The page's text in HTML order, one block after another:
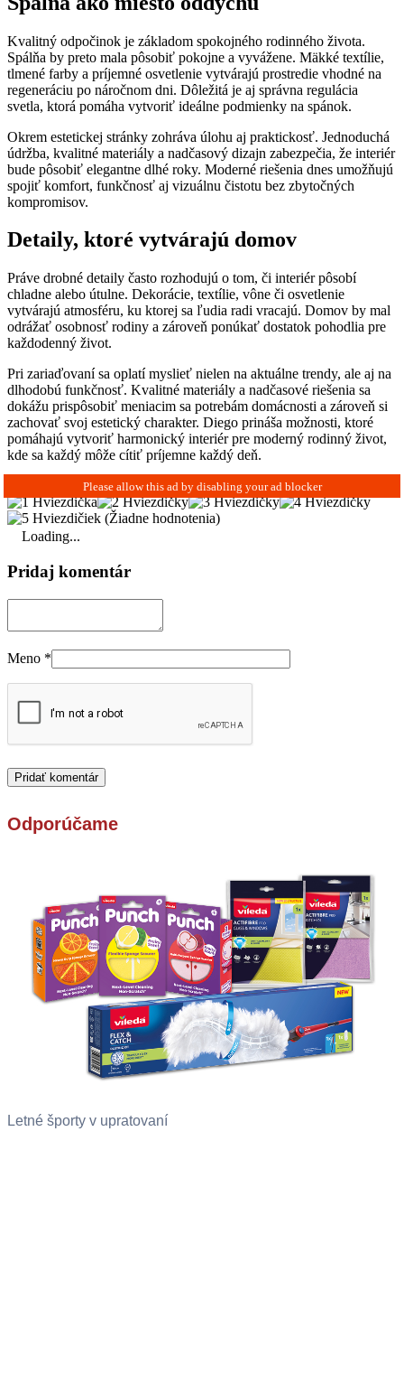
Kvalitný odpočinok je základom spokojného rodinného života.
Spálňa by preto mala pôsobiť pokojne a vyvážene. Mäkké textílie,
tlmené farby a príjemné osvetlenie vytvárajú prostredie vhodné na
regeneráciu po náročnom dni. Dôležitá je aj správna regulácia
svetla, ktorá pomáha vytvoriť ideálne podmienky na spánok.
Okrem estetickej stránky zohráva úlohu aj praktickosť. Jednoduchá
údržba, kvalitné materiály a nadčasový dizajn zabezpečia, že interiér
bude pôsobiť elegantne dlhé roky. Moderné riešenia dnes umožňujú
spojiť komfort, funkčnosť aj vizuálnu čistotu bez zbytočných
kompromisov.
Detaily, ktoré vytvárajú domov
Práve drobné detaily často rozhodujú o tom, či interiér pôsobí
chladne alebo útulne. Dekorácie, textílie, vône či osvetlenie
vytvárajú atmosféru, ku ktorej sa ľudia radi vracajú. Domov by mal
odrážať osobnosť rodiny a zároveň ponúkať dostatok pohodlia pre
každodenný život.
Pri zariaďovaní sa oplatí myslieť nielen na aktuálne trendy, ale aj na
dlhodobú funkčnosť. Kvalitné materiály a nadčasové riešenia sa
dokážu prispôsobiť meniacim sa potrebám domácnosti a zároveň si
zachovať svoj estetický charakter. Diego prináša možnosti, ktoré
pomáhajú vytvoriť harmonický interiér pre moderný rodinný život,
kde sa každý môže cítiť príjemne každý deň.
(Žiadne hodnotenia)
Loading...
Pridaj komentár
Meno *
Odporúčame
Letné športy v upratovaní